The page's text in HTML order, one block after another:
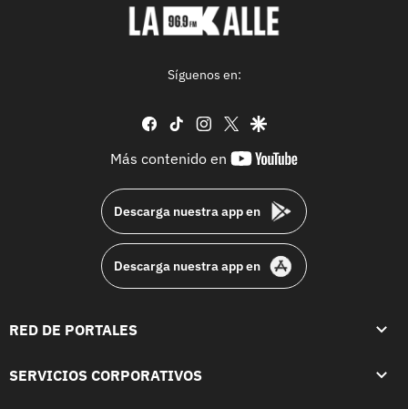
Síguenos en:
facebook
tiktok instagram
twittergoogle
Más contenido en
youtube-
Descarga nuestra app en
Descarga nuestra app en
RED DE PORTALES
SERVICIOS CORPORATIVOS